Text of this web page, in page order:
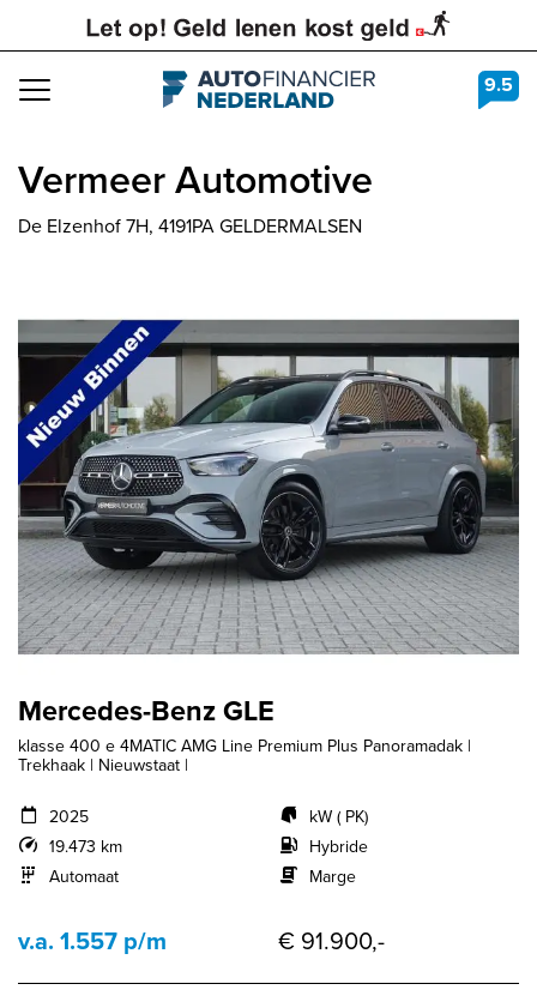
Navigation 9.5
Vermeer Automotive
De Elzenhof 7H, 4191PA GELDERMALSEN
Mercedes-Benz GLE
klasse 400 e 4MATIC AMG Line Premium Plus Panoramadak |
Trekhaak | Nieuwstaat |
2025
19.473 km
Automaat
kW ( PK)
Hybride
Marge
v.a. 1.557 p/m € 91.900,-